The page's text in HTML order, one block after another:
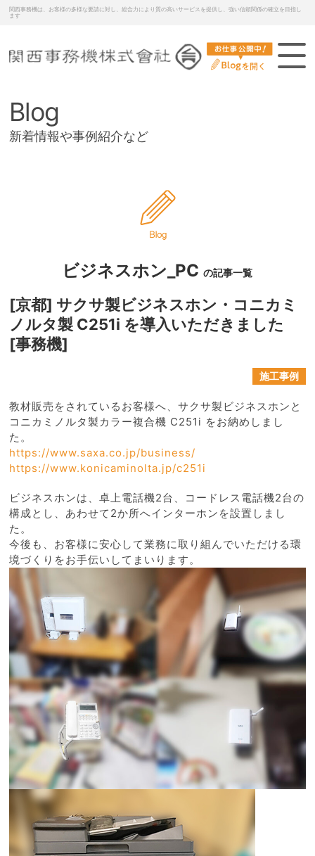
関西事務機は、お客様の多様な要請に対し、総合力により質の高いサービスを提供し、強い信頼関係の確立を目指し
ます
Blog
新着情報や事例紹介など
ビジネスホン_PCの記事一覧
[京都] サクサ製ビジネスホン・コニカミ
ノルタ製 C251i を導入いただきました
[事務機]
施工事例
教材販売をされているお客様へ、サクサ製ビジネスホンと
コニカミノルタ製カラー複合機 C251i をお納めしまし
た。
https://www.saxa.co.jp/business/
https://www.konicaminolta.jp/c251i
ビジネスホンは、卓上電話機2台、コードレス電話機2台の
構成とし、あわせて2か所へインターホンを設置しまし
た。
今後も、お客様に安心して業務に取り組んでいただける環
境づくりをお手伝いしてまいります。